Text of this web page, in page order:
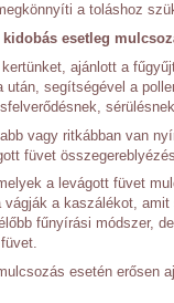
a toláshoz
esetleg
ajánlott a
után, segítségével a
sérülésnek.
vagy ritkábban van
füvet
a levágott füvet
vágják a kaszálékot,
fűnyírási módszer,
esetén erősen